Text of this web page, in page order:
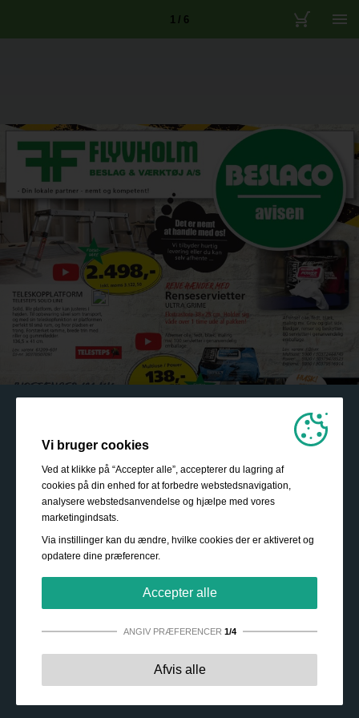
1 / 6
Vi bruger cookies
Ved at klikke på “Accepter alle”, accepterer du lagring af
cookies på din enhed for at forbedre webstedsnavigation,
analysere webstedsanvendelse og hjælpe med vores
marketingindsats.
Via instillinger kan du ændre, hvilke cookies der er aktiveret og
opdatere dine præferencer.
Accepter alle
ANGIV PRÆFERENCER 1/4
Disse cookies er essentielle for at
Afvis alle